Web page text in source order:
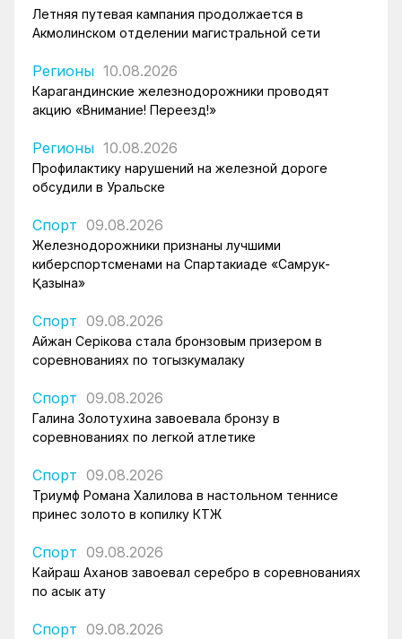
Летняя путевая кампания продолжается в
Акмолинском отделении магистральной сети
Регионы 10.08.2026
Карагандинские железнодорожники проводят
акцию «Внимание! Переезд!»
Регионы 10.08.2026
Профилактику нарушений на железной дороге
обсудили в Уральске
Спорт 09.08.2026
Железнодорожники признаны лучшими
киберспортсменами на Спартакиаде «Самрук-
Қазына»
Спорт 09.08.2026
Айжан Серікова стала бронзовым призером в
соревнованиях по тогызкумалаку
Спорт 09.08.2026
Галина Золотухина завоевала бронзу в
соревнованиях по легкой атлетике
Спорт 09.08.2026
Триумф Романа Халилова в настольном теннисе
принес золото в копилку КТЖ
Спорт 09.08.2026
Кайраш Аханов завоевал серебро в соревнованиях
по асык ату
Спорт 09.08.2026